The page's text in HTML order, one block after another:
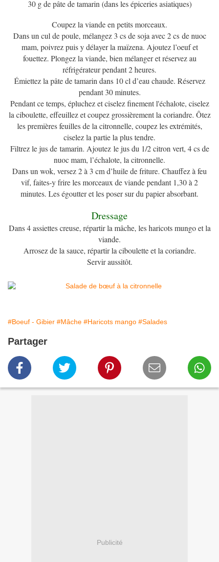
30 g de pâte de tamarin (dans les épiceries asiatiques)
Coupez la viande en petits morceaux.
Dans un cul de poule, mélangez 3 cs de soja avec 2 cs de nuoc
mam, poivrez puis y délayer la maïzena. Ajoutez l’oeuf et
fouettez. Plongez la viande, bien mélanger et réservez au
réfrigérateur pendant 2 heures.
Émiettez la pâte de tamarin dans 10 cl d’eau chaude. Réservez
pendant 30 minutes.
Pendant ce temps, épluchez et ciselez finement l'échalote, ciselez
la ciboulette, effeuillez et coupez grossièrement la coriandre. Ôtez
les premières feuilles de la citronnelle, coupez les extrémités,
ciselez la partie la plus tendre.
Filtrez le jus de tamarin. Ajoutez le jus du 1/2 citron vert, 4 cs de
nuoc mam, l’échalote, la citronnelle.
Dans un wok, versez 2 à 3 cm d’huile de friture. Chauffez à feu
vif, faites-y frire les morceaux de viande pendant 1,30 à 2
minutes. Les égoutter et les poser sur du papier absorbant.
Dressage
Dans 4 assiettes creuse, répartir la mâche, les haricots mungo et la
viande.
Arrosez de la sauce, répartir la ciboulette et la coriandre.
Servir aussitôt.
#Boeuf - Gibier #Mâche #Haricots mango #Salades
Partager
Publicité